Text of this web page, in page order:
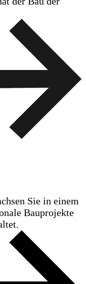
Sie in einem
Bauprojekte